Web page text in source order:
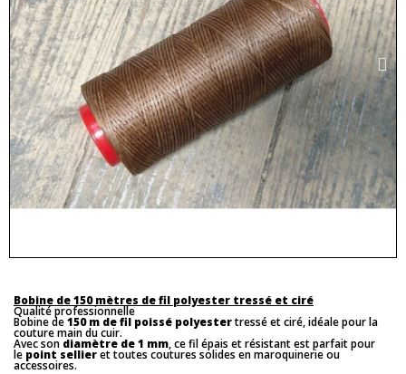
Bobine de 150 mètres de fil polyester tressé et ciré
Qualité professionnelle
Bobine de150 m de fil poissé polyestertressé et ciré, idéale pour la
couture main du cuir.
Avec son diamètre de 1 mm, ce fil épais et résistant est parfait pour
le point sellieret toutes coutures solides en maroquinerie ou
accessoires.